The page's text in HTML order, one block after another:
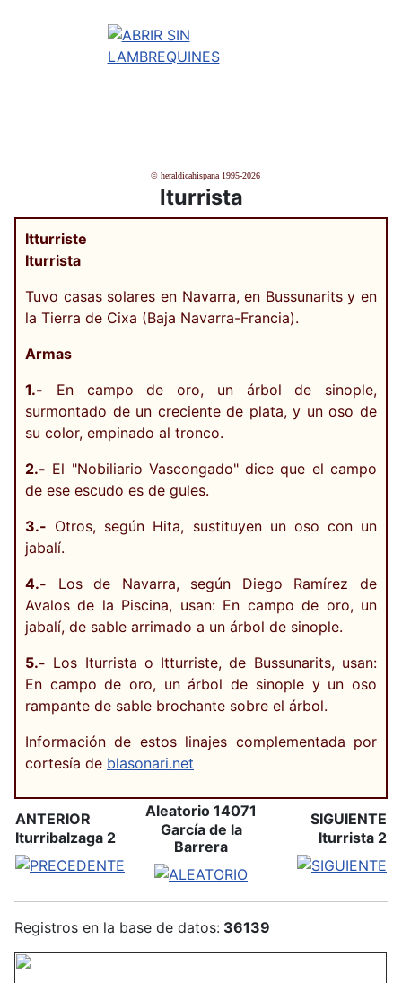
© heraldicahispana 1995-2026
Iturrista
Itturriste
Iturrista
Tuvo casas solares en Navarra, en Bussunarits y en
la Tierra de Cixa (Baja Navarra-Francia).
Armas
1.- En campo de oro, un árbol de sinople,
surmontado de un creciente de plata, y un oso de
su color, empinado al tronco.
2.- El "Nobiliario Vascongado" dice que el campo
de ese escudo es de gules.
3.- Otros, según Hita, sustituyen un oso con un
jabalí.
4.- Los de Navarra, según Diego Ramírez de
Avalos de la Piscina, usan: En campo de oro, un
jabalí, de sable arrimado a un árbol de sinople.
5.- Los Iturrista o Itturriste, de Bussunarits, usan:
En campo de oro, un árbol de sinople y un oso
rampante de sable brochante sobre el árbol.
Información de estos linajes complementada por
cortesía de blasonari.net
ANTERIOR
Iturribalzaga 2
Aleatorio 14071
García de la
Barrera
SIGUIENTE
Iturrista 2
Registros en la base de datos: 36139